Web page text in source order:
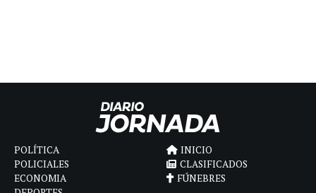
POLÍTICA
POLICIALES
ECONOMIA
INICIO
CLASIFICADOS
FÚNEBRES